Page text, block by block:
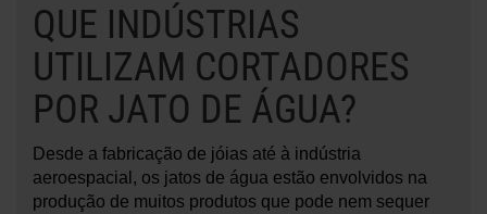
QUE INDÚSTRIAS
UTILIZAM CORTADORES
POR JATO DE ÁGUA?
Desde a fabricação de jóias até à indústria
aeroespacial, os jatos de água estão envolvidos na
produção de muitos produtos que pode nem sequer